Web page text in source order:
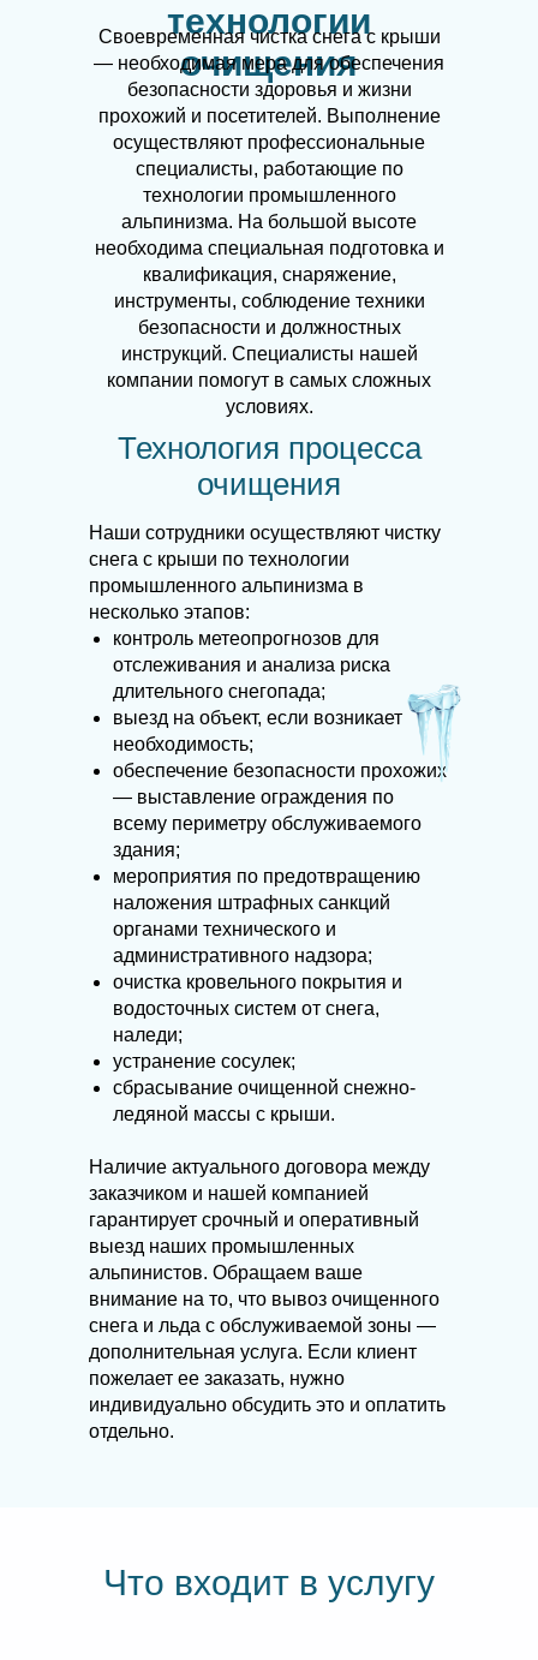
технологии
очищения
Своевременная чистка снега с крыши
— необходимая мера для обеспечения
безопасности здоровья и жизни
прохожий и посетителей. Выполнение
осуществляют профессиональные
специалисты, работающие по
технологии промышленного
альпинизма. На большой высоте
необходима специальная подготовка и
квалификация, снаряжение,
инструменты, соблюдение техники
безопасности и должностных
инструкций. Специалисты нашей
компании помогут в самых сложных
условиях.
Технология процесса
очищения
Наши сотрудники осуществляют чистку
снега с крыши по технологии
промышленного альпинизма в
несколько этапов:
контроль метеопрогнозов для
отслеживания и анализа риска
длительного снегопада;
выезд на объект, если возникает
необходимость;
обеспечение безопасности прохожих
— выставление ограждения по
всему периметру обслуживаемого
здания;
мероприятия по предотвращению
наложения штрафных санкций
органами технического и
административного надзора;
очистка кровельного покрытия и
водосточных систем от снега,
наледи;
устранение сосулек;
сбрасывание очищенной снежно-
ледяной массы с крыши.
Наличие актуального договора между
заказчиком и нашей компанией
гарантирует срочный и оперативный
выезд наших промышленных
альпинистов. Обращаем ваше
внимание на то, что вывоз очищенного
снега и льда с обслуживаемой зоны —
дополнительная услуга. Если клиент
пожелает ее заказать, нужно
индивидуально обсудить это и оплатить
отдельно.
Что входит в услугу